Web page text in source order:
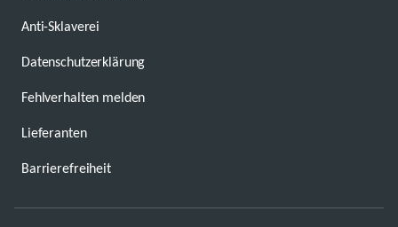
Anti-Sklaverei
Datenschutzerklärung
Fehlverhalten melden
Lieferanten
Barrierefreiheit